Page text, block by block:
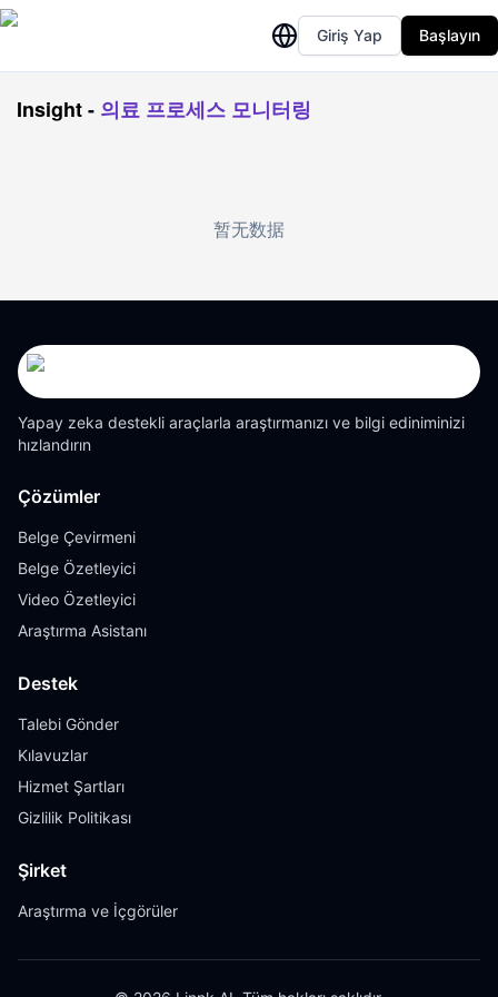
Giriş Yap Başlayın
Insight- 의료 프로세스 모니터링
暂无数据
Yapay zeka destekli araçlarla araştırmanızı ve bilgi ediniminizi
hızlandırın
Çözümler
Belge Çevirmeni
Belge Özetleyici
Video Özetleyici
Araştırma Asistanı
Destek
Talebi Gönder
Kılavuzlar
Hizmet Şartları
Gizlilik Politikası
Şirket
Araştırma ve İçgörüler